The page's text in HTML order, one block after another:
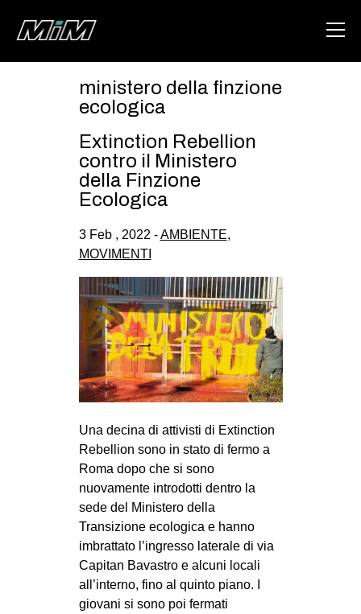
HOME
ABOUT
AREA
DEGENERAZIONE
GAZA FREESTYLE
CSOA LAMBRETTA
MSM
STUDENTI TSUNAMI
ZAM
MILANO
MOBILITAZIONI
SPAZI
SPORT POPOLARE
MOVIMENTI
AMBIENTE
ANTIFASCISMO
DIRITTO ALL’ABITARE
GENERI
ministero della finzione
ecologica
Extinction Rebellion
contro il Ministero
della Finzione
Ecologica
3 Feb , 2022 -AMBIENTE,
MOVIMENTI
Una decina di attivisti di Extinction
Rebellion sono in stato di fermo a
Roma dopo che si sono
nuovamente introdotti dentro la
sede del Ministero della
Transizione ecologica e hanno
imbrattato l’ingresso laterale di via
Capitan Bavastro e alcuni locali
all’interno, fino al quinto piano. I
giovani si sono poi fermati